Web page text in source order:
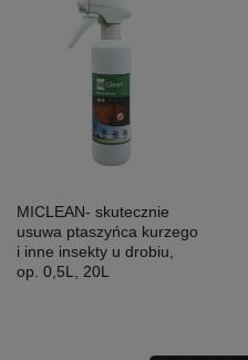
MICLEAN- skutecznie
usuwa ptaszyńca kurzego
i inne insekty u drobiu,
op. 0,5L, 20L